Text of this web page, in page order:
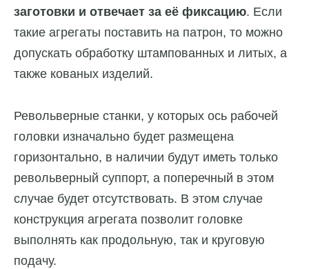
заготовки и отвечает за её фиксацию. Если
такие агрегаты поставить на патрон, то можно
допускать обработку штампованных и литых, а
также кованых изделий.
Револьверные станки, у которых ось рабочей
головки изначально будет размещена
горизонтально, в наличии будут иметь только
револьверный суппорт, а поперечный в этом
случае будет отсутствовать. В этом случае
конструкция агрегата позволит головке
выполнять как продольную, так и круговую
подачу.